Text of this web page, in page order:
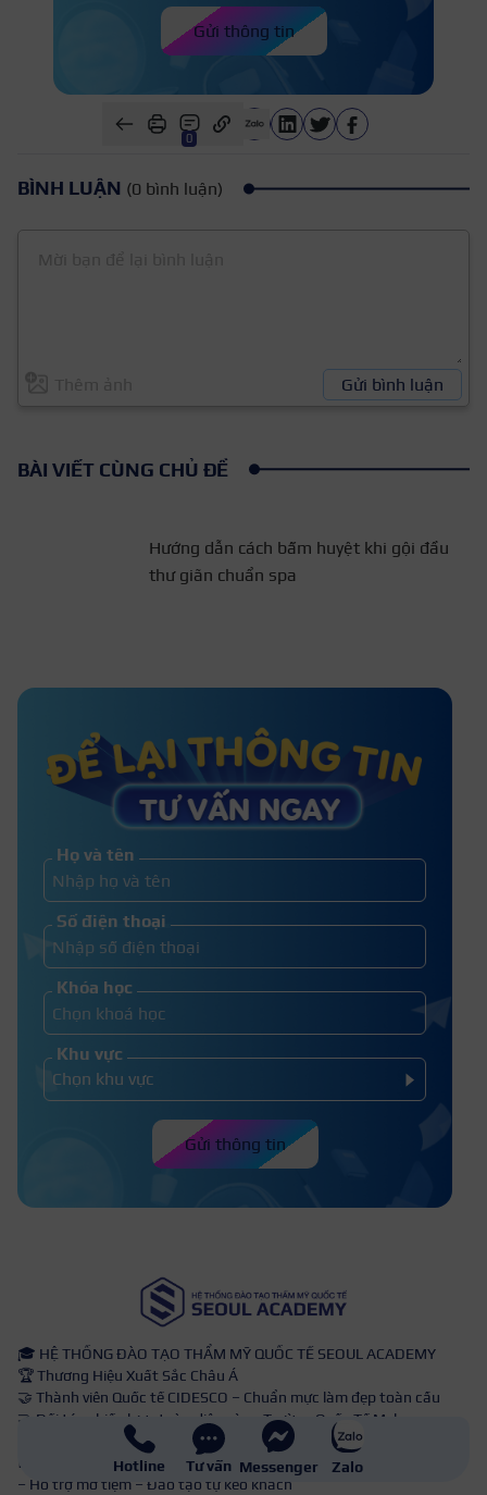
Gửi thông tin
0
BÌNH LUẬN (0 bình luận)
Gửi bình luận
BÀI VIẾT CÙNG CHỦ ĐỀ
khi gội đầu thư giãn chuẩn
spa
Hướng dẫn cách tự học gội đầu
dưỡng sinh tại nhà đơn giản
đầu dưỡng sinh tại Biên Hòa
Họ và tên
Số điện thoại
Khóa học
Khu vực
Gửi thông tin
🎓 HỆ THỐNG ĐÀO TẠO THẨM MỸ QUỐC TẾ SEOUL ACADEMY
🏆 Thương Hiệu Xuất Sắc Châu Á
🤝 Thành viên Quốc tế CIDESCO – Chuẩn mực làm đẹp toàn cầu
🤝 Đối tác chiến lược toàn diện cùng Trường Quốc Tế Mekong –
Trung Cấp Quang Trung
💼 Cam kết đầu ra 360°: Việc làm tại DN Group & đối tác toàn quốc
– Hỗ trợ mở tiệm – Đào tạo tự kéo khách
Hotline Tư vấn Messenger Zalo